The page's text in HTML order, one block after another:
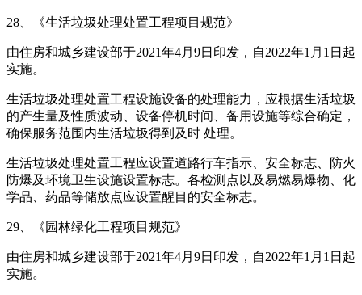
28、《生活垃圾处理处置工程项目规范》
由住房和城乡建设部于2021年4月9日印发，自2022年1月1日起
实施。
生活垃圾处理处置工程设施设备的处理能力，应根据生活垃圾
的产生量及性质波动、设备停机时间、备用设施等综合确定，
确保服务范围内生活垃圾得到及时 处理。
生活垃圾处理处置工程应设置道路行车指示、安全标志、防火
防爆及环境卫生设施设置标志。各检测点以及易燃易爆物、化
学品、药品等储放点应设置醒目的安全标志。
29、《园林绿化工程项目规范》
由住房和城乡建设部于2021年4月9日印发，自2022年1月1日起
实施。